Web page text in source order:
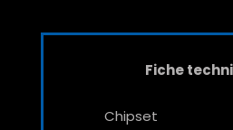
Fiche
Chipset